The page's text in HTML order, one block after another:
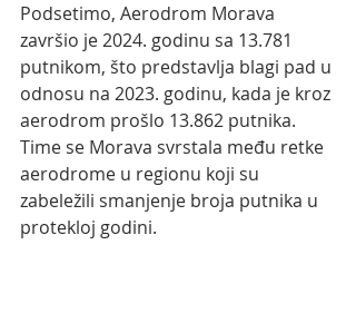
Podsetimo, Aerodrom Morava
završio je 2024. godinu sa 13.781
putnikom, što predstavlja blagi pad u
odnosu na 2023. godinu, kada je kroz
aerodrom prošlo 13.862 putnika.
Time se Morava svrstala među retke
aerodrome u regionu koji su
zabeležili smanjenje broja putnika u
protekloj godini.